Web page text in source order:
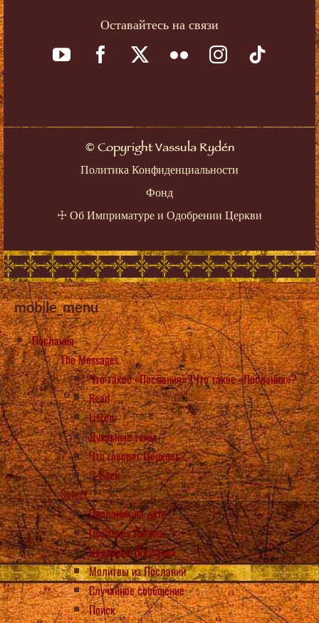
Оставайтесь на связи
©Copyright Vassula Rydén
Политика Конфиденциальности
Фонд
☩ Об Имприматуре и Одобрении Церкви
mobile_menu
Послания
The Messages
Что такое «Послания»?Что такое «Послания»?
Read
Listen
Духовные темы
Что говорит Церковь?
Back
Select
Послания по дате
Послания Ангела
Недавние Послания
Молитвы из Посланий
Случайное сообщение
Поиск